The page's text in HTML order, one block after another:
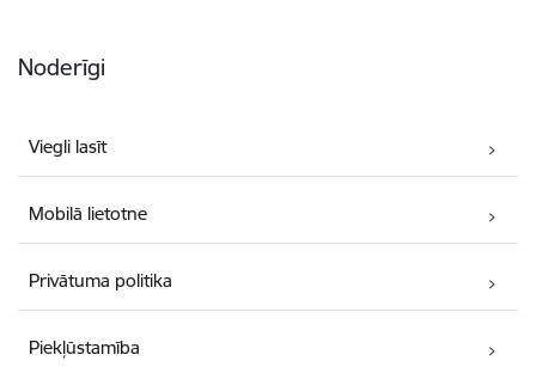
Noderīgi
Viegli lasīt
Mobilā lietotne
Privātuma politika
Piekļūstamība